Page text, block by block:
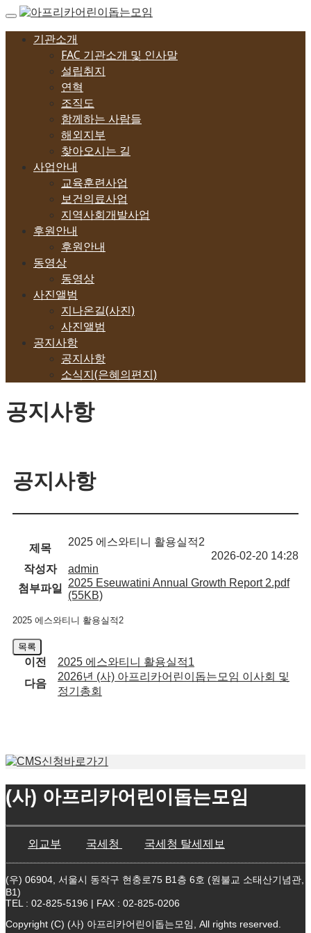
Skip
content기관소개
FAC 기관소개 및 인사말
설립취지
연혁
조직도
함께하는 사람들
해외지부
찾아오시는 길
사업안내
교육훈련사업
보건의료사업
지역사회개발사업
후원안내
후원안내
동영상
동영상
사진앨범
지나온길(사진)
사진앨범
공지사항
공지사항
소식지(은혜의편지)
공지사항
공지사항
제목
2025 에스와티니 활용실적2
2026-02-20 14:28
작성자
admin
첨부파일
2025 Eseuwatini Annual Growth Report 2.pdf
(55KB)
2025 에스와티니 활용실적2
목록
이전
2025 에스와티니 활용실적1
다음
2026년 (사) 아프리카어린이돕는모임 이사회 및
정기총회
(사) 아프리카어린이돕는모임
외교부 국세청 국세청 탈세제보
(우) 06904, 서울시 동작구 현충로75 B1층 6호 (원불교 소태산기념관,
B1)
TEL : 02-825-5196 | FAX : 02-825-0206
Copyright (C) (사) 아프리카어린이돕는모임, All rights reserved.